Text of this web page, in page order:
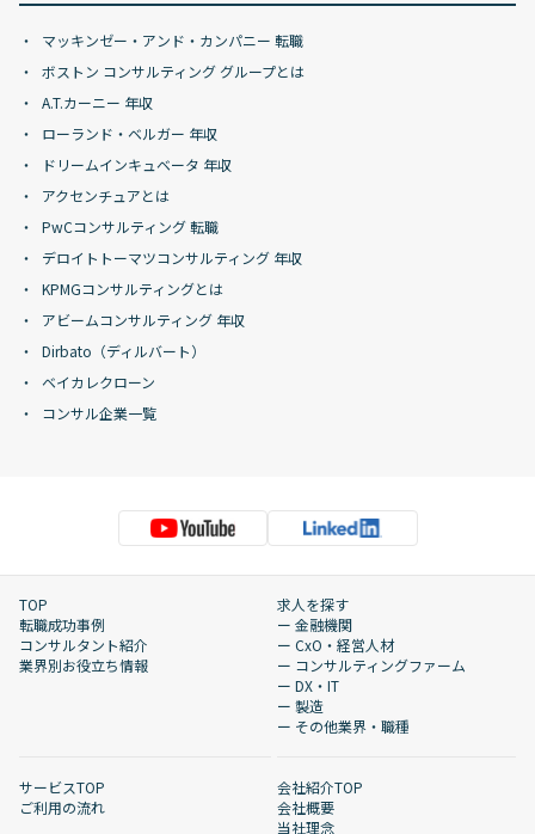
マッキンゼー・アンド・カンパニー 転職
ボストン コンサルティング グループとは
A.T.カーニー 年収
ローランド・ベルガー 年収
ドリームインキュベータ 年収
アクセンチュアとは
PwCコンサルティング 転職
デロイトトーマツコンサルティング 年収
KPMGコンサルティングとは
アビームコンサルティング 年収
Dirbato（ディルバート）
ベイカレクローン
コンサル企業一覧
TOP
転職成功事例
コンサルタント紹介
業界別お役立ち情報
求人を探す
ー 金融機関
ー CxO・経営人材
ー コンサルティングファーム
ー DX・IT
ー 製造
ー その他業界・職種
サービスTOP
ご利用の流れ
会社紹介TOP
会社概要
当社理念